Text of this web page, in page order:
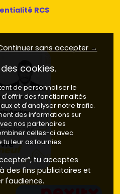
RCS
sans accepter →
cookies.
de personnaliser le
des fonctionnalités
et d'analyser notre trafic.
des informations sur
nos partenaires
celles-ci avec
leur as fournies.
tu acceptes
des fins publicitaires et
l'audience.